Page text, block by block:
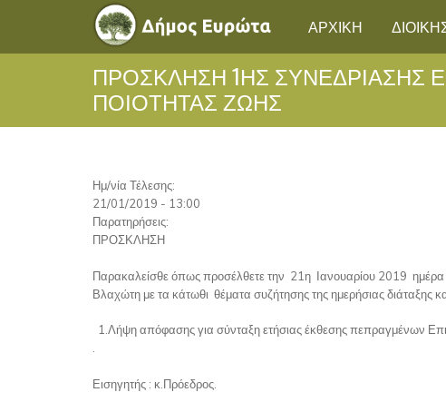
ΑΡΧΙΚΗ
ΠΡΌΣΚΛΗΣΗ 1ΗΣ ΣΥΝΕΔΡΊΑΣΗΣ
ΠΟΙΌΤΗΤΑΣ ΖΩΉΣ
Ημ/νία Τέλεσης:
21/01/2019 - 13:00
Παρατηρήσεις:
ΠΡΟΣΚΛΗΣΗ
Παρακαλείσθε όπως προσέλθετε την 21η Ιανουαρίου 2019
Βλαχώτη με τα κάτωθι θέματα συζήτησης της ημερήσιας διάταξης
1.Λήψη απόφασης για σύνταξη ετήσιας έκθεσης πεπραγμένων
Εισηγητής : κ.Πρόεδρος.